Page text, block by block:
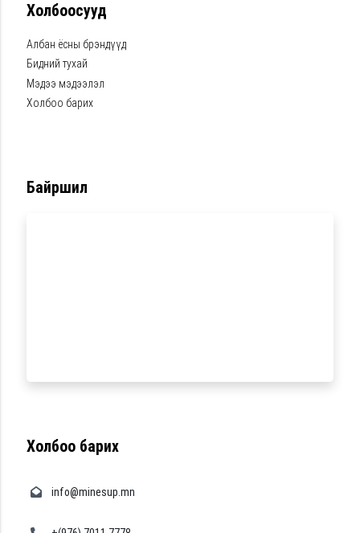
Холбоосууд
Албан ёсны брэндүүд
Бидний тухай
Мэдээ мэдээлэл
Холбоо барих
Байршил
Холбоо барих
info@minesup.mn